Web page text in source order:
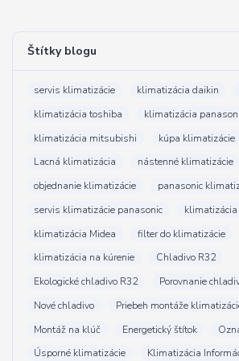
Štítky blogu
servis klimatizácie klimatizácia daikin
klimatizácia toshiba
klimatizácia
klimatizácia mitsubishi
kúpa klimatizácie
Lacná klimatizácia
nástenné klimatizácie
objednanie klimatizácie
panasonic
servis klimatizácie panasonic
klimatizácia
klimatizácia Midea
filter do klimatizácie
klimatizácia na kúrenie
Chladivo R32
Ekologické chladivo R32
Porovnanie
Nové chladivo
Priebeh montáže
Montáž na klúč
Energetický štítok
Úsporné klimatizácie
Klimatizácia